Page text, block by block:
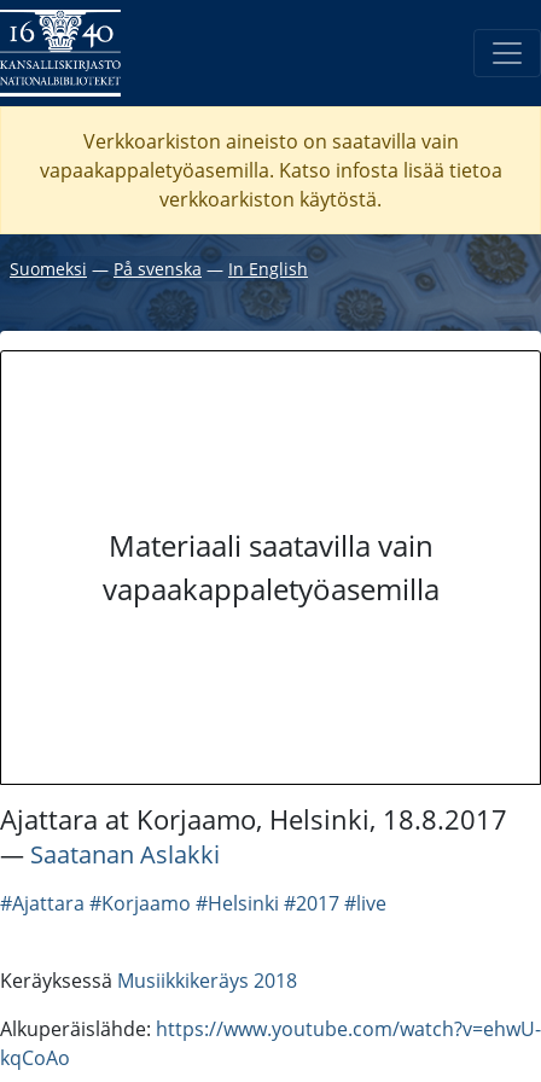
Verkkoarkiston aineisto on saatavilla vain
vapaakappaletyöasemilla. Katso infosta lisää tietoa
verkkoarkiston käytöstä.
Suomeksi ― På svenska― In English
Materiaali saatavilla vain
vapaakappaletyöasemilla
Ajattara at Korjaamo, Helsinki, 18.8.2017
― Saatanan Aslakki
#Ajattara #Korjaamo #Helsinki #2017#live
Keräyksessä Musiikkikeräys 2018
Alkuperäislähde: https://www.youtube.com/watch?v=ehwU-
kqCoAo